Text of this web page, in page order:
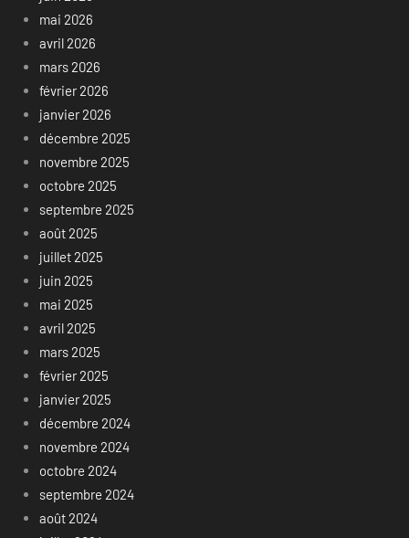
mai 2026
avril 2026
mars 2026
février 2026
janvier 2026
décembre 2025
novembre 2025
octobre 2025
septembre 2025
août 2025
juillet 2025
juin 2025
mai 2025
avril 2025
mars 2025
février 2025
janvier 2025
décembre 2024
novembre 2024
octobre 2024
septembre 2024
août 2024